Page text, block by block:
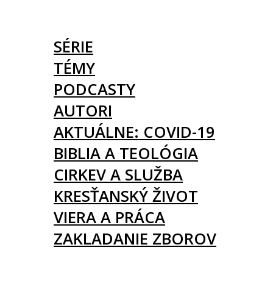
SÉRIE
TÉMY
PODCASTY
AUTORI
AKTUÁLNE: COVID-19
BIBLIA A TEOLÓGIA
CIRKEV A SLUŽBA
KRESŤANSKÝ ŽIVOT
VIERA A PRÁCA
ZAKLADANIE ZBOROV